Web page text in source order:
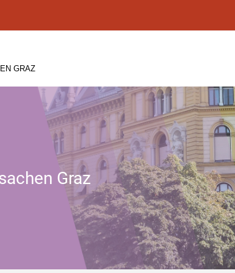
GRAZ
Graz